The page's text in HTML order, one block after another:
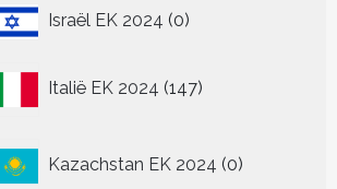
Israël EK 2024 00
Italië EK 2024 147
producten
Kazachstan EK 2024 0
producten